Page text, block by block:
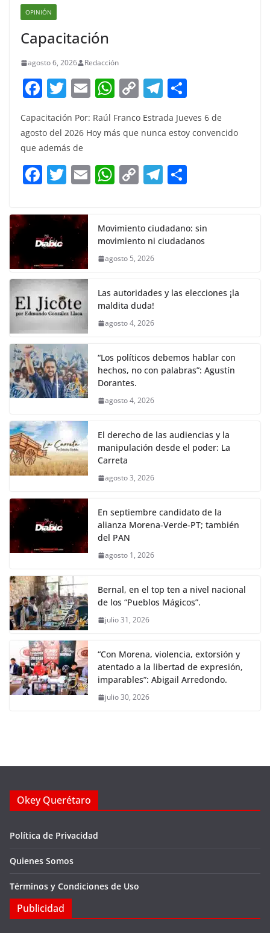
OPINIÓN
Capacitación
agosto 6, 2026 Redacción
F
a
c
e
b
o
k
T
itt
er
E
m
ai
W
at
A
p
C
p
Li
n
T
el
e
a
m
ar
e
Capacitación Por: Raúl Franco Estrada Jueves 6 de
agosto del 2026 Hoy más que nunca estoy convencido
que además de
F
c
e
b
o
o
k
T
itt
er
E W
s
A
p
C
y
Li
k
T
gr
a
e
Movimiento ciudadano: sin
movimiento ni ciudadanos
agosto 5, 2026
Las autoridades y las elecciones ¡la
maldita duda!
agosto 4, 2026
“Los políticos debemos hablar con
hechos, no con palabras”: Agustín
Dorantes.
agosto 4, 2026
El derecho de las audiencias y la
manipulación desde el poder: La
Carreta
agosto 3, 2026
En septiembre candidato de la
alianza Morena-Verde-PT; también
del PAN
agosto 1, 2026
Bernal, en el top ten a nivel nacional
de los “Pueblos Mágicos”.
julio 31, 2026
“Con Morena, violencia, extorsión y
atentado a la libertad de expresión,
imparables”: Abigail Arredondo.
julio 30, 2026
Okey Querétaro
Política de Privacidad
Quienes Somos
Términos y Condiciones de Uso
Publicidad